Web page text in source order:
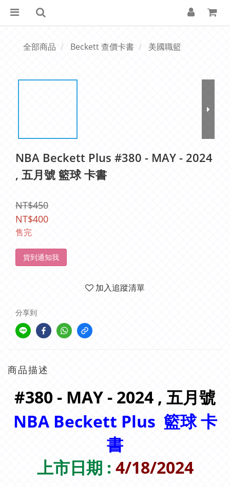
全部商品 Beckett 查價卡書 美國職籃
NBA Beckett Plus #380 - MAY - 2024
, 五月號 籃球 卡書
NT$450
NT$400
售完
貨到通知我
加入追蹤清單
分享到
商品描述
#380 - MAY - 2024 , 五月號
NBA Beckett Plus 籃球 卡
書
上市日期 : 4/18/2024